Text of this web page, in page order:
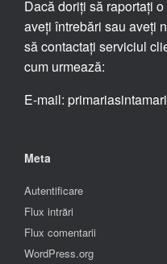
Dacă doriți să raportați
aveți întrebări sau aveți
să contactați serviciul
cum urmează:
E-mail:
Meta
Autentificare
Flux intrări
Flux comentarii
WordPress.org